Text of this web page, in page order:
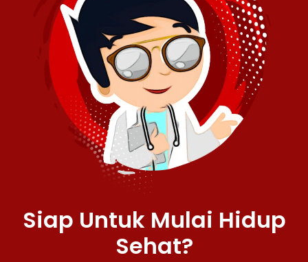
Siap Untuk Mulai Hidup
Sehat?